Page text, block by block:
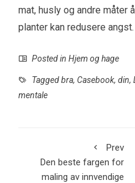
mat, husly og andre måter
planter kan redusere angst.
Posted in Hjem og hage
Taggedbra, Casebook, din,
mentale
Prev
Den beste fargen for
maling av innvendige